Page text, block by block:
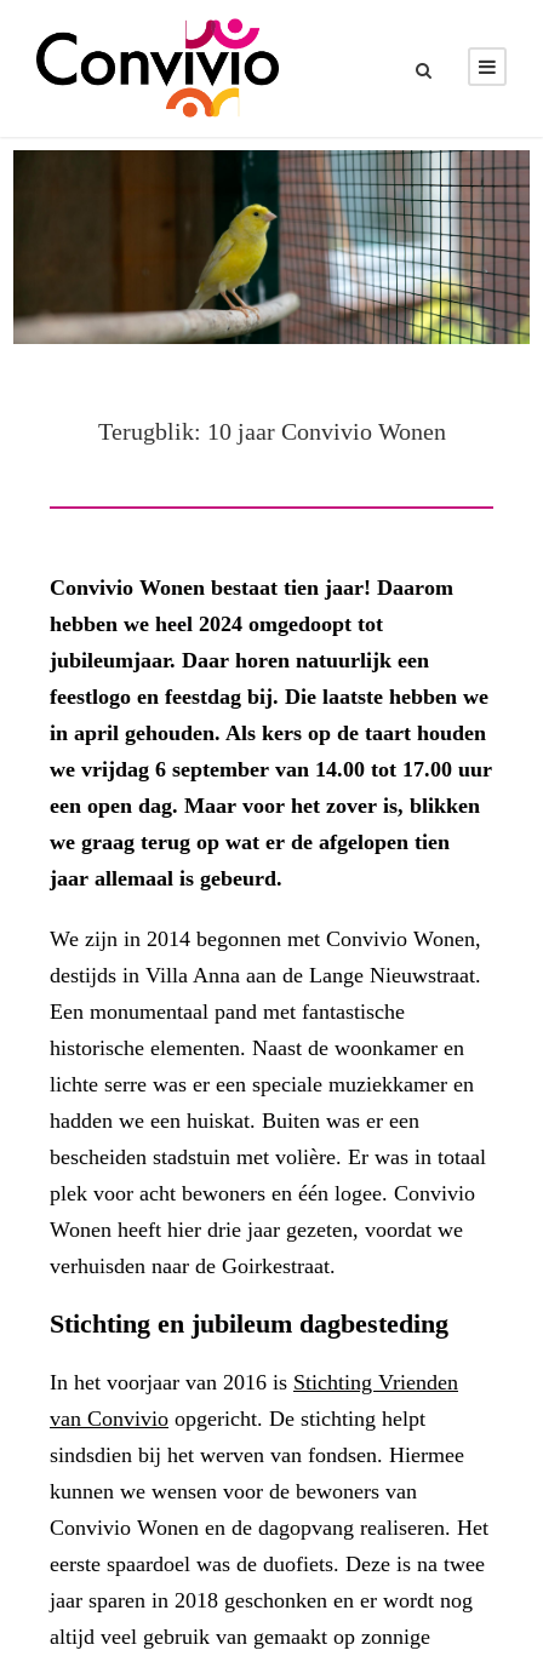
Terugblik: 10 jaar Convivio Wonen
Convivio Wonen bestaat tien jaar! Daarom
hebben we heel 2024 omgedoopt tot
jubileumjaar. Daar horen natuurlijk een
feestlogo en feestdag bij. Die laatste hebben we
in april gehouden. Als kers op de taart houden
we vrijdag 6 september van 14.00 tot 17.00 uur
een open dag. Maar voor het zover is, blikken
we graag terug op wat er de afgelopen tien
jaar allemaal is gebeurd.
We zijn in 2014 begonnen met Convivio Wonen,
destijds in Villa Anna aan de Lange Nieuwstraat.
Een monumentaal pand met fantastische
historische elementen. Naast de woonkamer en
lichte serre was er een speciale muziekkamer en
hadden we een huiskat. Buiten was er een
bescheiden stadstuin met volière. Er was in totaal
plek voor acht bewoners en één logee. Convivio
Wonen heeft hier drie jaar gezeten, voordat we
verhuisden naar de Goirkestraat.
Stichting en jubileum dagbesteding
In het voorjaar van 2016 is Stichting Vrienden
van Convivio opgericht. De stichting helpt
sindsdien bij het werven van fondsen. Hiermee
kunnen we wensen voor de bewoners van
Convivio Wonen en de dagopvang realiseren. Het
eerste spaardoel was de duofiets. Deze is na twee
jaar sparen in 2018 geschonken en er wordt nog
altijd veel gebruik van gemaakt op zonnige